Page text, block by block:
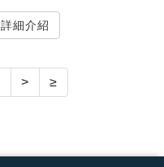
詳細介紹
> ≥